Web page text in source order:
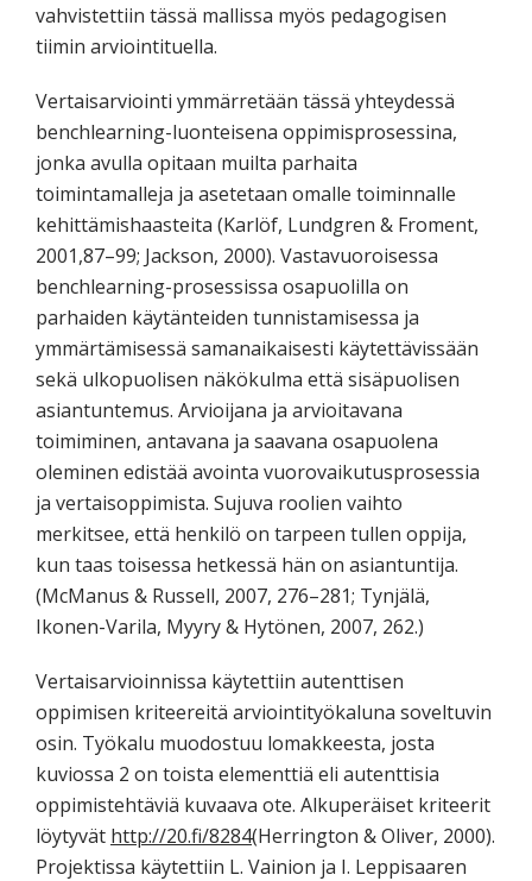
vahvistettiin tässä mallissa myös pedagogisen
tiimin arviointituella.
Vertaisarviointi ymmärretään tässä yhteydessä
benchlearning-luonteisena oppimisprosessina,
jonka avulla opitaan muilta parhaita
toimintamalleja ja asetetaan omalle toiminnalle
kehittämishaasteita (Karlöf, Lundgren & Froment,
2001,87–99; Jackson, 2000). Vastavuoroisessa
benchlearning-prosessissa osapuolilla on
parhaiden käytänteiden tunnistamisessa ja
ymmärtämisessä samanaikaisesti käytettävissään
sekä ulkopuolisen näkökulma että sisäpuolisen
asiantuntemus. Arvioijana ja arvioitavana
toimiminen, antavana ja saavana osapuolena
oleminen edistää avointa vuorovaikutusprosessia
ja vertaisoppimista. Sujuva roolien vaihto
merkitsee, että henkilö on tarpeen tullen oppija,
kun taas toisessa hetkessä hän on asiantuntija.
(McManus & Russell, 2007, 276–281; Tynjälä,
Ikonen-Varila, Myyry & Hytönen, 2007, 262.)
Vertaisarvioinnissa käytettiin autenttisen
oppimisen kriteereitä arviointityökaluna soveltuvin
osin. Työkalu muodostuu lomakkeesta, josta
kuviossa 2 on toista elementtiä eli autenttisia
oppimistehtäviä kuvaava ote. Alkuperäiset kriteerit
löytyvät http://20.fi/8284(Herrington & Oliver, 2000).
Projektissa käytettiin L. Vainion ja I. Leppisaaren